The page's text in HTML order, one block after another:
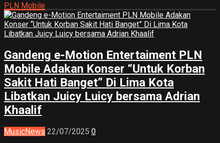
PLN Mobile
Gandeng e-Motion Entertaiment PLN
Mobile Adakan Konser “Untuk Korban
Sakit Hati Banget” Di Lima Kota
Libatkan Juicy Luicy bersama Adrian
Khaalif
MusicNews 22/07/2025 0